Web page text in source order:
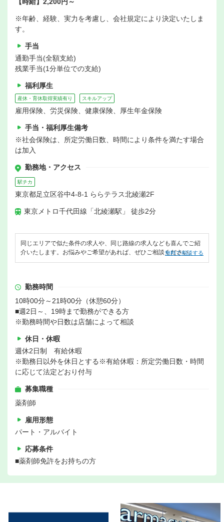
※年齢、経験、実力を考慮し、会社規定により決定いたしま
す。
手当
通勤手当(全額支給)
残業手当(1分単位での支給)
福利厚生
産休・育休取得実績有り スキルアップ
雇用保険、労災保険、健康保険、厚生年金保険
手当・福利厚生備考
※社会保険は、所定労働日数、時間により条件を満たす場合
は加入
勤務地・アクセス
駅チカ
東京都足立区谷中4-8-1 ららテラス北綾瀬2F
東京メトロ千代田線「北綾瀬駅」 徒歩2分
同じエリアで似た条件の求人や、同じ路線の求人なども喜んでご紹
介いたします。お悩みやご希望があれば、ぜひご相談ください。
無料で相談する
勤務時間
10時00分～21時00分（休憩60分）
■週2日～、19時まで勤務ができる方
※勤務時間や日数は店舗によって相談
休日・休暇
週休2日制 有給休暇
※勤務日以外を休日とする※有給休暇：所定労働日数・時間
に応じて法定どおり付与
募集職種
薬剤師
雇用形態
パート・アルバイト
応募条件
■薬剤師免許をお持ちの方